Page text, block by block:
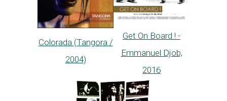
Colorada (Tangora /
2004)
Get On Board ! -
Emmanuel Djob,
2016